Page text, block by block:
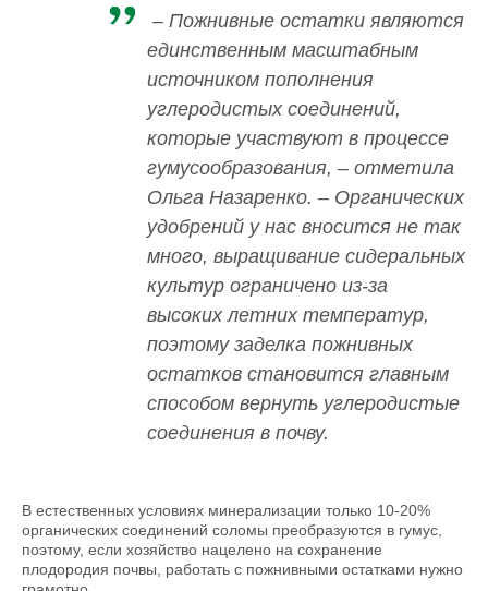
– Пожнивные остатки являются
единственным масштабным
источником пополнения
углеродистых соединений,
которые участвуют в процессе
гумусообразования, – отметила
Ольга Назаренко. – Органических
удобрений у нас вносится не так
много, выращивание сидеральных
культур ограничено из-за
высоких летних температур,
поэтому заделка пожнивных
остатков становится главным
способом вернуть углеродистые
соединения в почву.
В естественных условиях минерализации только 10-20%
органических соединений соломы преобразуются в гумус,
поэтому, если хозяйство нацелено на сохранение
плодородия почвы, работать с пожнивными остатками нужно